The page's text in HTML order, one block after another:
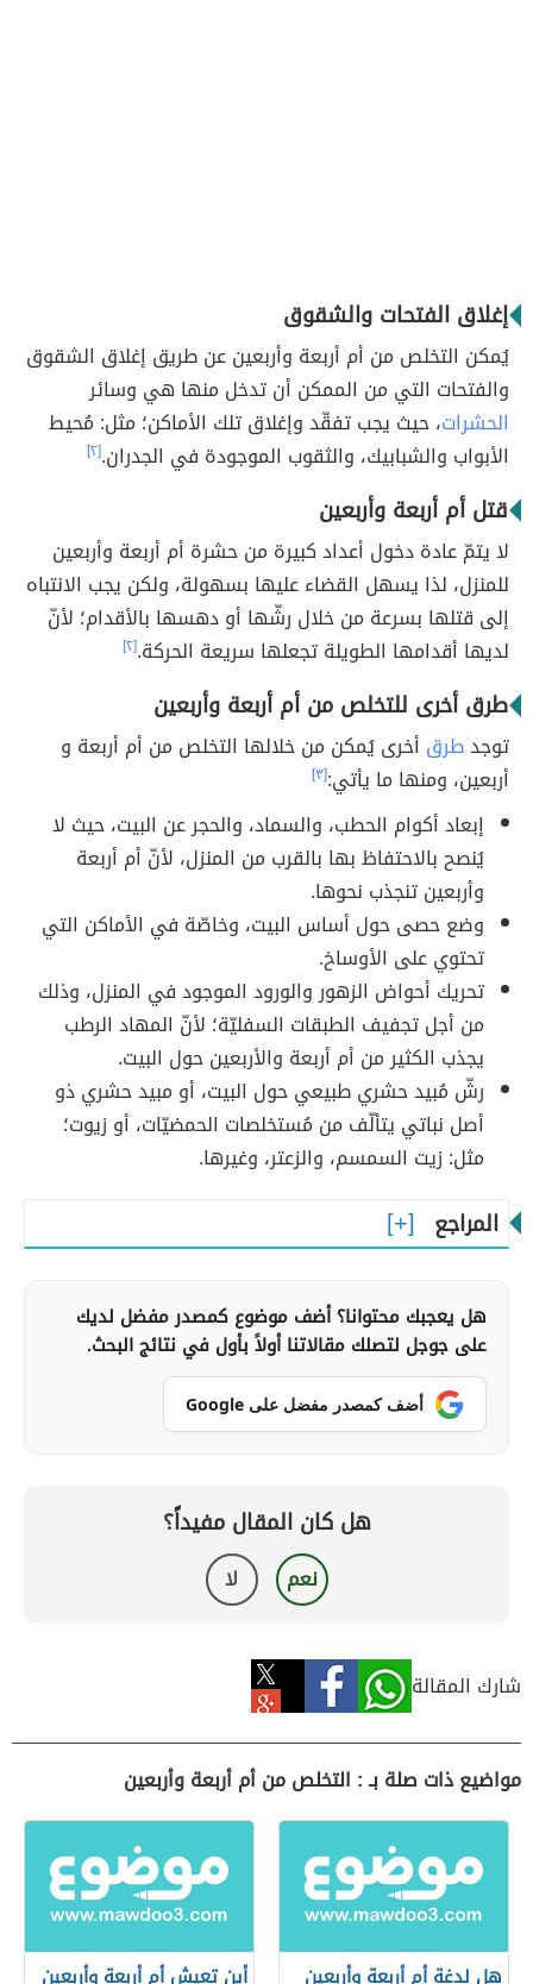
إغلاق الفتحات والشقوق
يُمكن التخلص من أم أربعة وأربعين عن طريق إغلاق الشقوق
والفتحات التي من الممكن أن تدخل منها هي وسائر
الحشرات، حيث يجب تفقّد وإغلاق تلك الأماكن؛ مثل: مُحيط
الأبواب والشبابيك، والثقوب الموجودة في الجدران.[٢]
قتل أم أربعة وأربعين
لا يتمّ عادة دخول أعداد كبيرة من حشرة أم أربعة وأربعين
للمنزل، لذا يسهل القضاء عليها بسهولة، ولكن يجب الانتباه
إلى قتلها بسرعة من خلال رشّها أو دهسها بالأقدام؛ لأنّ
لديها أقدامها الطويلة تجعلها سريعة الحركة.[٢]
طرق أخرى للتخلص من أم أربعة وأربعين
توجدطرق أخرى يُمكن من خلالها التخلص من أم أربعة و
أربعين، ومنها ما يأتي:[٣]
إبعاد أكوام الحطب، والسماد، والحجر عن البيت، حيث لا
يُنصح بالاحتفاظ بها بالقرب من المنزل، لأنّ أم أربعة
وأربعين تنجذب نحوها.
وضع حصى حول أساس البيت، وخاصّة في الأماكن التي
تحتوي على الأوساخ.
تحريك أحواض الزهور والورود الموجود في المنزل، وذلك
من أجل تجفيف الطبقات السفليّة؛ لأنّ المهاد الرطب
يجذب الكثير من أم أربعة والأربعين حول البيت.
رشّ مُبيد حشري طبيعي حول البيت، أو مبيد حشري ذو
أصل نباتي يتألّف من مُستخلصات الحمضيّات، أو زيوت؛
مثل: زيت السمسم، والزعتر، وغيرها.
المراجع
هل يعجبك محتوانا؟ أضف موضوع كمصدر مفضل لديك
على جوجل لتصلك مقالاتنا أولاً بأول في نتائج البحث.
أضف كمصدر مفضل على Google
هل كان المقال مفيداً؟
نعم لا
شارك المقالة
مواضيع ذات صلة بـ : التخلص من أم أربعة وأربعين
هل لدغة أم أربعة وأربعين أين تعيش أم أربعة وأربعين